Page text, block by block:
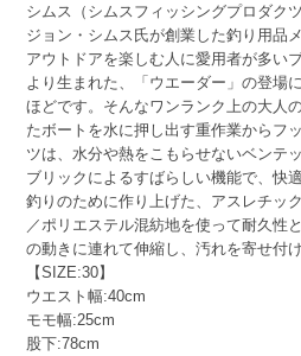
シムス（シムスフィッシングプロダク
ジョン・シムス氏が創業した釣り用品
アウトドアを楽しむ人に愛用者が多い
より生まれた、「ウエーダー」の登場
ほどです。そんなワンランク上の大人
たボートを水に押し出す重作業からフ
ツは、水分や熱をこもらせないベンテ
ブリックによるすばらしい機能で、快
釣りのために作り上げた、アスレチッ
／ポリエステル混紡地を使って耐久性
の動きに連れて伸縮し、汚れを寄せ付け
【SIZE:30】
ウエスト幅:40cm
モモ幅:25cm
股下:78cm